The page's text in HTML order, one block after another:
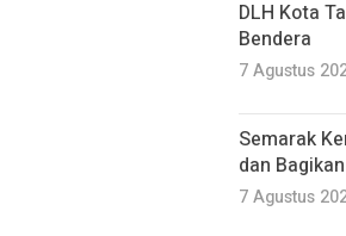
DLH Kota
Bendera
7 Agustus
Semarak
dan
7 Agustus